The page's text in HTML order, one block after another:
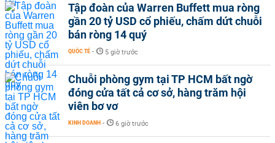
Tập đoàn của Warren Buffett mua ròng
gần 20 tỷ USD cổ phiếu, chấm dứt chuỗi
bán ròng 14 quý
QUỐC TẾ - 5 giờ trước
Chuỗi phòng gym tại TP HCM bất ngờ
đóng cửa tất cả cơ sở, hàng trăm hội
viên bơ vơ
KINH DOANH - 6 giờ trước